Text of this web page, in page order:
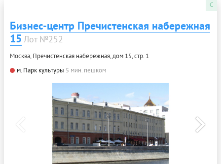
C
Бизнес-центр Пречистенская набережная
15 Лот №252
Москва, Пречистенская набережная, дом 15, стр. 1
м. Парк культуры 5 мин. пешком